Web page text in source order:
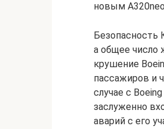
новым
Безопасность
а общее число
крушение
пассажиров и
случае с
заслуженно
аварий с его